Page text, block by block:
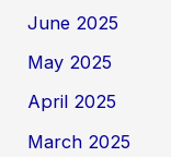
June 2025
May 2025
April 2025
March 2025